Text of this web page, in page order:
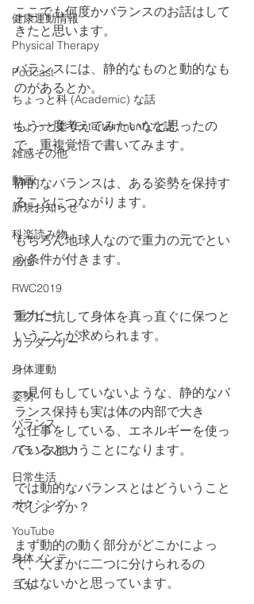
健康運動情報
Physical Therapy
Podcast
ちょっと科 (Academic) な話
ちょっと楽 (Entertainment) な話
雑感その他
動画
新規お知らせ
科楽読み物
座位
RWC2019
ラグビー
カラダフリー
身体運動
姿勢
バランス
バランス能力
日常生活
ボクシング
YouTube
身体メンテ
ヨガ
ここでも何度かバランスのお話はして
きたと思います。
バランスには、静的なものと動的なも
のがあるとか。
もう一度考えてみたいなと思ったの
で、重複覚悟で書いてみます。
静的なバランスは、ある姿勢を保持す
ることにつながります。
もちろん地球人なので重力の元でとい
う条件が付きます。
重力に抗して身体を真っ直ぐに保つと
いうことが求められます。
一見何もしていないような、静的なバ
ランス保持も実は体の内部で大き
な仕事をしている、エネルギーを使っ
ているということになります。
では動的なバランスとはどういうこと
でしょうか？
まず動的の動く部分がどこかによっ
て、大まかに二つに分けられるの
ではないかと思っています。